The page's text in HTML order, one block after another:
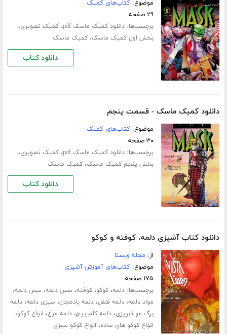
موضوع:کتاب‌های کمیک
۲۹ صفحه
برچسب‌ها:دانلود کمیک ماسک pdf ،کمیک تصویری،
بخش اول کمیک ماسک،کمیک ماسک
دانلود کتاب
دانلود کمیک ماسک - قسمت پنجم
موضوع:کتاب‌های کمیک
۳۰ صفحه
برچسب‌ها:دانلود کمیک ماسک pdf ،کمیک تصویری،
بخش پنجم کمیک ماسک،کمیک ماسک
دانلود کتاب
دانلود کتاب آشپزی دلمه، کوفته و کوکو
از: مجله ویستا
موضوع:کتاب‌های آموزش آشپزی
۱۷۵ صفحه
برچسب‌ها:دلمه،کوکو،کوفته، سس دلمه، سس دلمه،
مواد دلمه،دلمه فلفل،دلمه بادمجان، سبزی دلمه،دلمه
برگ مو تبریزی،دلمه کلم پیچ،دلمه مرغ، انواع کوکو،
انواع کوکو های ساده، انواع کوکو سبزی